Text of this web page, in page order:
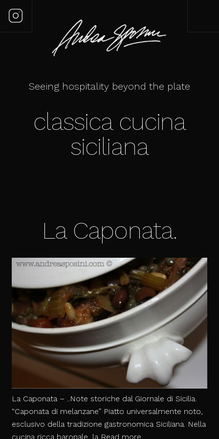
Seeing hospitality beyond the plate
classica cucina
siciliana
La Caponata.
La Caponata – ..Note storiche dal Giornale di Sicilia.
“Caponata di melanzane” Piatto universalmente noto,
esclusivo della tradizione gastronomica Siciliana. Nella
cucina ricca baronale, la Read more